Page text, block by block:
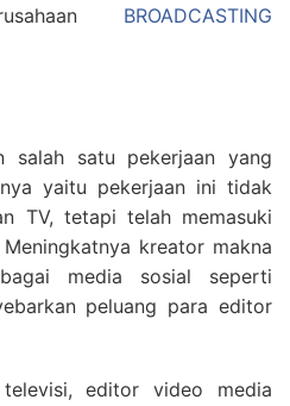
BROADCASTING
salah satu pekerjaan yang
yaitu pekerjaan ini tidak
TV, tetapi telah memasuki
kreator makna
media sosial seperti
peluang para editor
editor video media